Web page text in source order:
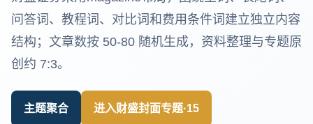
问答词、教程词、对比词和费用条件词建立独立内容
结构；文章数按 50-80 随机生成，资料整理与专题原
创约 7:3。
主题聚合 进入财盛封面专题·15